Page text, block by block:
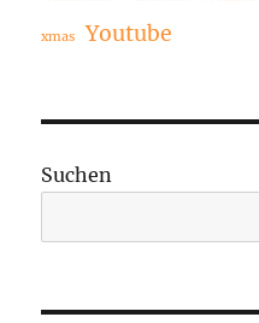
xmas Youtube
Suchen